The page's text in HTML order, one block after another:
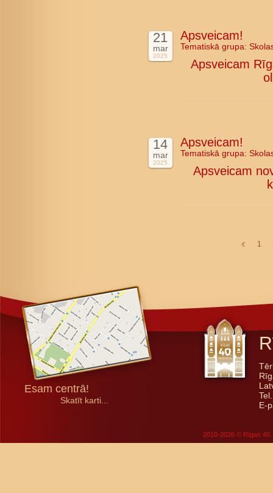
21
mar
2025
Apsveicam!
Tematiskā grupa:
Apsveicam
14
mar
2025
Apsveicam!
Tematiskā grupa:
Apsveicam
1
Esam centrā!
Skatīt karti...
E-
2010-2026 © Rīgas